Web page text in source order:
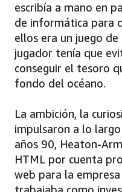
escribía a mano en
de informática para
ellos era un juego
jugador tenía que
conseguir el tesoro
fondo del océano.
La ambición, la
impulsaron a lo
años 90, Heaton-
HTML por cuenta
web para la